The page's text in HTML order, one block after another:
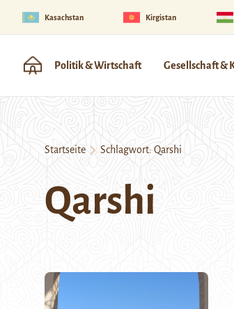
Kasachstan Kirgistan
Politik & Wirtschaft Gesellschaft &
Startseite Schlagwort: Qarshi
Qarshi